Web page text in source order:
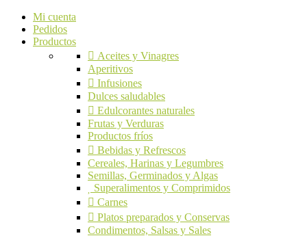
Mi cuenta
Pedidos
Productos
Aceites y Vinagres
Aperitivos
Infusiones
Dulces saludables
Edulcorantes naturales
Frutas y Verduras
Productos fríos
Bebidas y Refrescos
Cereales, Harinas y Legumbres
Semillas, Germinados y Algas
Superalimentos y Comprimidos
Carnes
Platos preparados y Conservas
Condimentos, Salsas y Sales